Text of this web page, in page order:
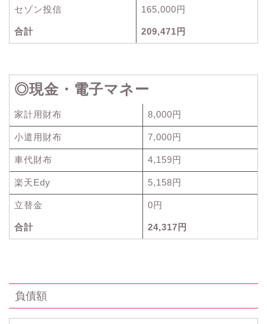
セゾン投信 165,000円
合計 209,471円
◎現金・電子マネー
家計用財布 8,000円
小遣用財布 7,000円
車代財布 4,159円
楽天Edy 5,158円
立替金 0円
合計 24,317円
負債額